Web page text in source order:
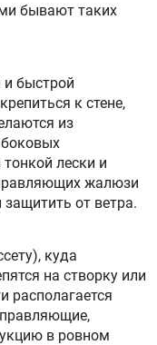
бывают таких
и быстрой
к стене,
из
боковых
лески и
жалюзи
от ветра.
куда
на створку или
располагается
в ровном